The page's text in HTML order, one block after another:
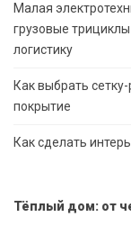
Малая
грузовые
логистику
Как выбрать
покрытие
Как сделать
Тёплый дом: от